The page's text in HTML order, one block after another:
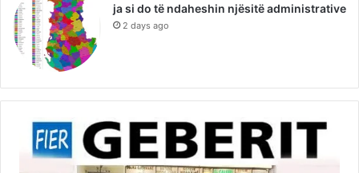
ja si do të ndaheshin njësitë administrative
2 days ago